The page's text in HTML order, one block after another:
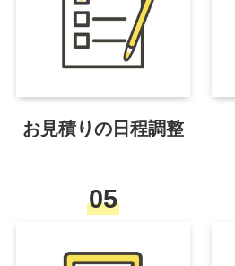
お見積りの日程調整
05